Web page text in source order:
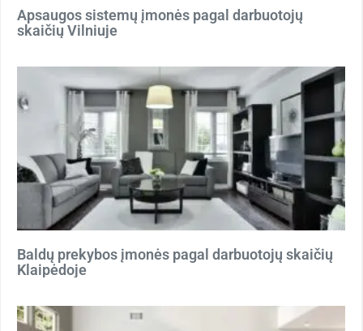
Apsaugos sistemų įmonės pagal darbuotojų
skaičių Vilniuje
Baldų prekybos įmonės pagal darbuotojų skaičių
Klaipėdoje